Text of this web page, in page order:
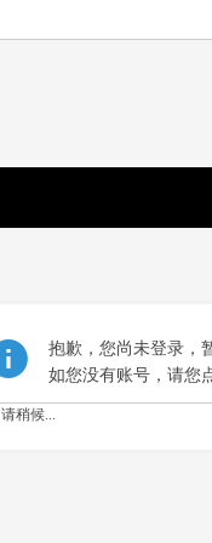
抱歉，您尚未登录，
如您没有账号，请您
请稍候...